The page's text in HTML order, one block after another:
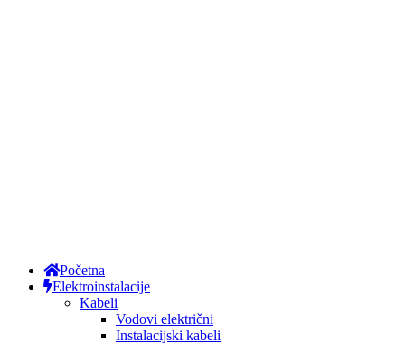
Početna
Elektroinstalacije
Kabeli
Vodovi električni
Instalacijski kabeli